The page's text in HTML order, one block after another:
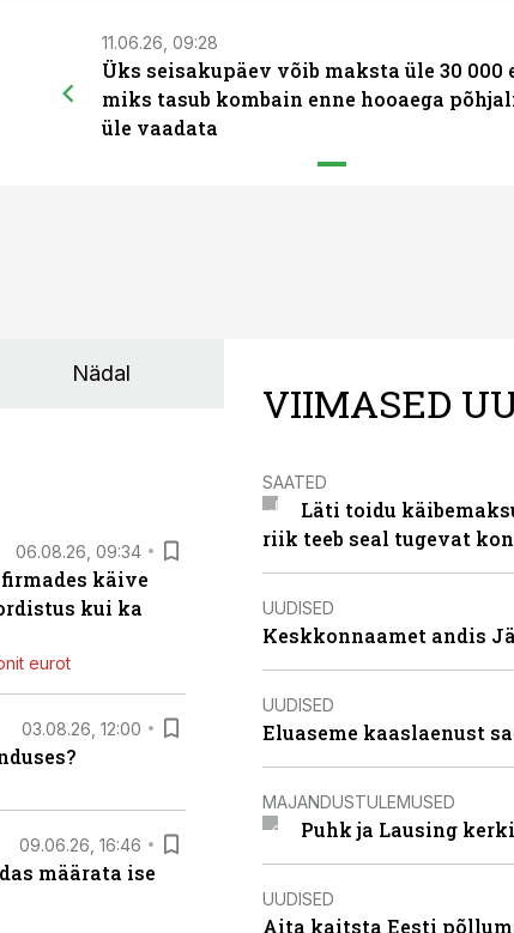
11.06.26, 09:28
Üks seisakupäev võib maksta üle 30 000
miks tasub kombain enne hooaega
üle vaadata
Nädal
06.08.26, 09:34
käive
kui ka
eurot
03.08.26, 12:00
09.06.26, 16:46
määrata ise
VIIMASED
SAATED
Läti toidu
riik teeb seal tugevat
UUDISED
Keskkonnaamet andis
UUDISED
Eluaseme kaaslaenust
MAJANDUSTULEMUSED
Puhk ja Lausing
UUDISED
Aita kaitsta Eesti